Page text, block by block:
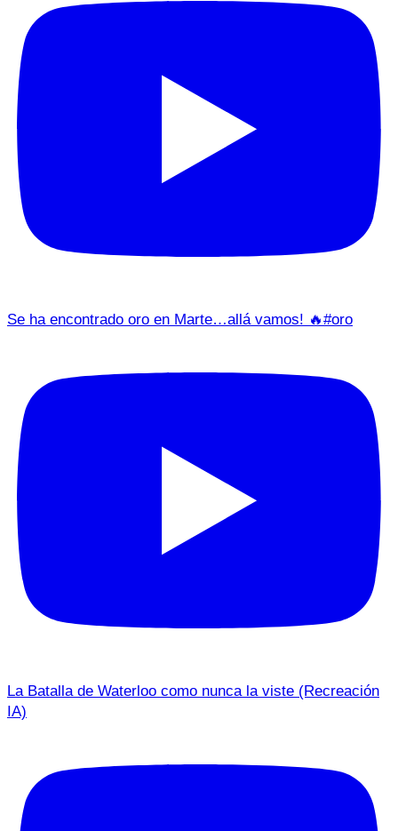
Se ha encontrado oro en Marte…allá vamos! 🔥#oro
La Batalla de Waterloo como nunca la viste (Recreación
IA)